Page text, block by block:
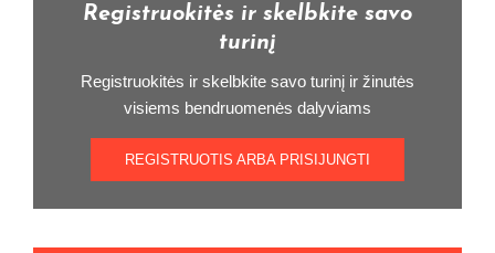
Registruokitės ir skelbkite savo
turinį
Registruokitės ir skelbkite savo turinį ir žinutės
visiems bendruomenės dalyviams
REGISTRUOTIS ARBA PRISIJUNGTI